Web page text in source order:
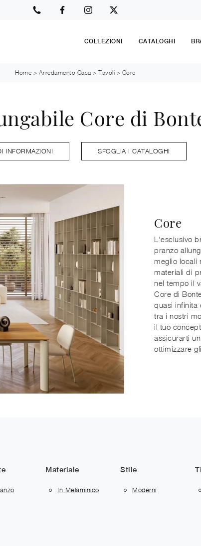
COLLEZIONI CATALOGHI
Home > Arredamento Casa >Tavoli > Core
Core di
INFORMAZIONI SFOGLIA I CATALOGHI
Core
L'esclusivo
pranzo
meglio locali
materiali di
nel tempo il
Core di
quasi infinita
tra i nostri
il tuo
assicurarti
ottimizzare
Materiale
In Melaminico
Stile
Moderni